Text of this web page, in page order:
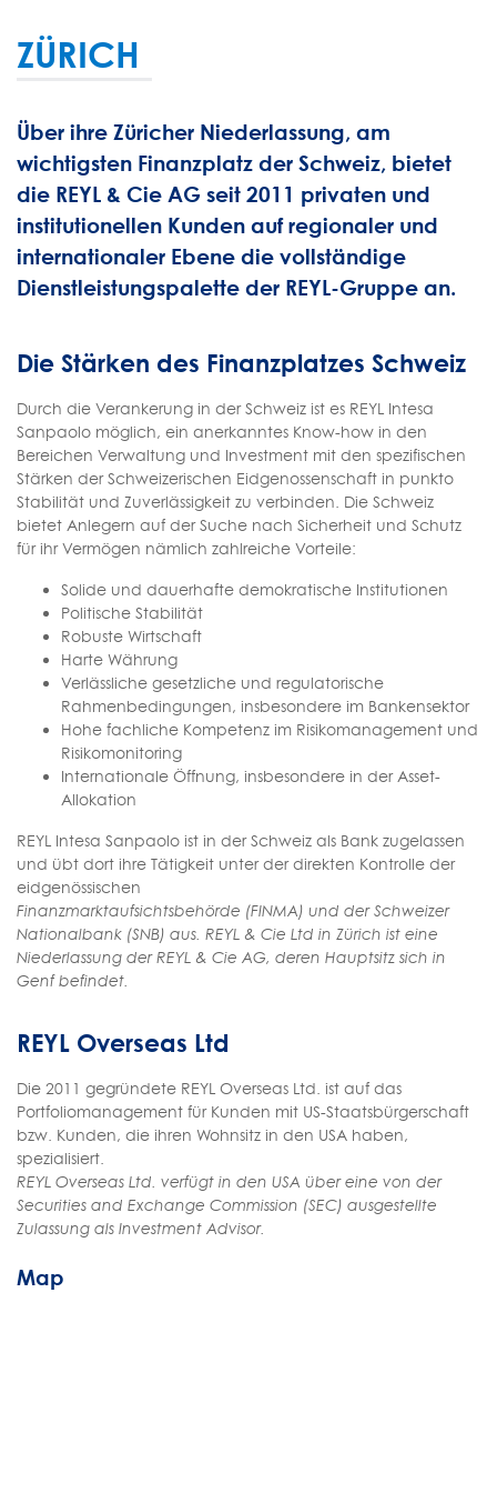
ZÜRICH
Über ihre Züricher Niederlassung, am
wichtigsten Finanzplatz der Schweiz, bietet
die REYL & Cie AG seit 2011 privaten und
institutionellen Kunden auf regionaler und
internationaler Ebene die vollständige
Dienstleistungspalette der REYL-Gruppe an.
Die Stärken des Finanzplatzes Schweiz
Durch die Verankerung in der Schweiz ist es REYL Intesa
Sanpaolo möglich, ein anerkanntes Know-how in den
Bereichen Verwaltung und Investment mit den spezifischen
Stärken der Schweizerischen Eidgenossenschaft in punkto
Stabilität und Zuverlässigkeit zu verbinden. Die Schweiz
bietet Anlegern auf der Suche nach Sicherheit und Schutz
für ihr Vermögen nämlich zahlreiche Vorteile:
Solide und dauerhafte demokratische Institutionen
Politische Stabilität
Robuste Wirtschaft
Harte Währung
Verlässliche gesetzliche und regulatorische
Rahmenbedingungen, insbesondere im Bankensektor
Hohe fachliche Kompetenz im Risikomanagement und
Risikomonitoring
Internationale Öffnung, insbesondere in der Asset-
Allokation
REYL Intesa Sanpaolo ist in der Schweiz als Bank zugelassen
und übt dort ihre Tätigkeit unter der direkten Kontrolle der
eidgenössischen
Finanzmarktaufsichtsbehörde (FINMA) und der Schweizer
Nationalbank (SNB) aus. REYL & Cie Ltd in Zürich ist eine
Niederlassung der REYL & Cie AG, deren Hauptsitz sich in
Genf befindet.
REYL Overseas Ltd
Die 2011 gegründete REYL Overseas Ltd. ist auf das
Portfoliomanagement für Kunden mit US-Staatsbürgerschaft
bzw. Kunden, die ihren Wohnsitz in den USA haben,
spezialisiert.
REYL Overseas Ltd. verfügt in den USA über eine von der
Securities and Exchange Commission (SEC) ausgestellte
Zulassung als Investment Advisor.
Map